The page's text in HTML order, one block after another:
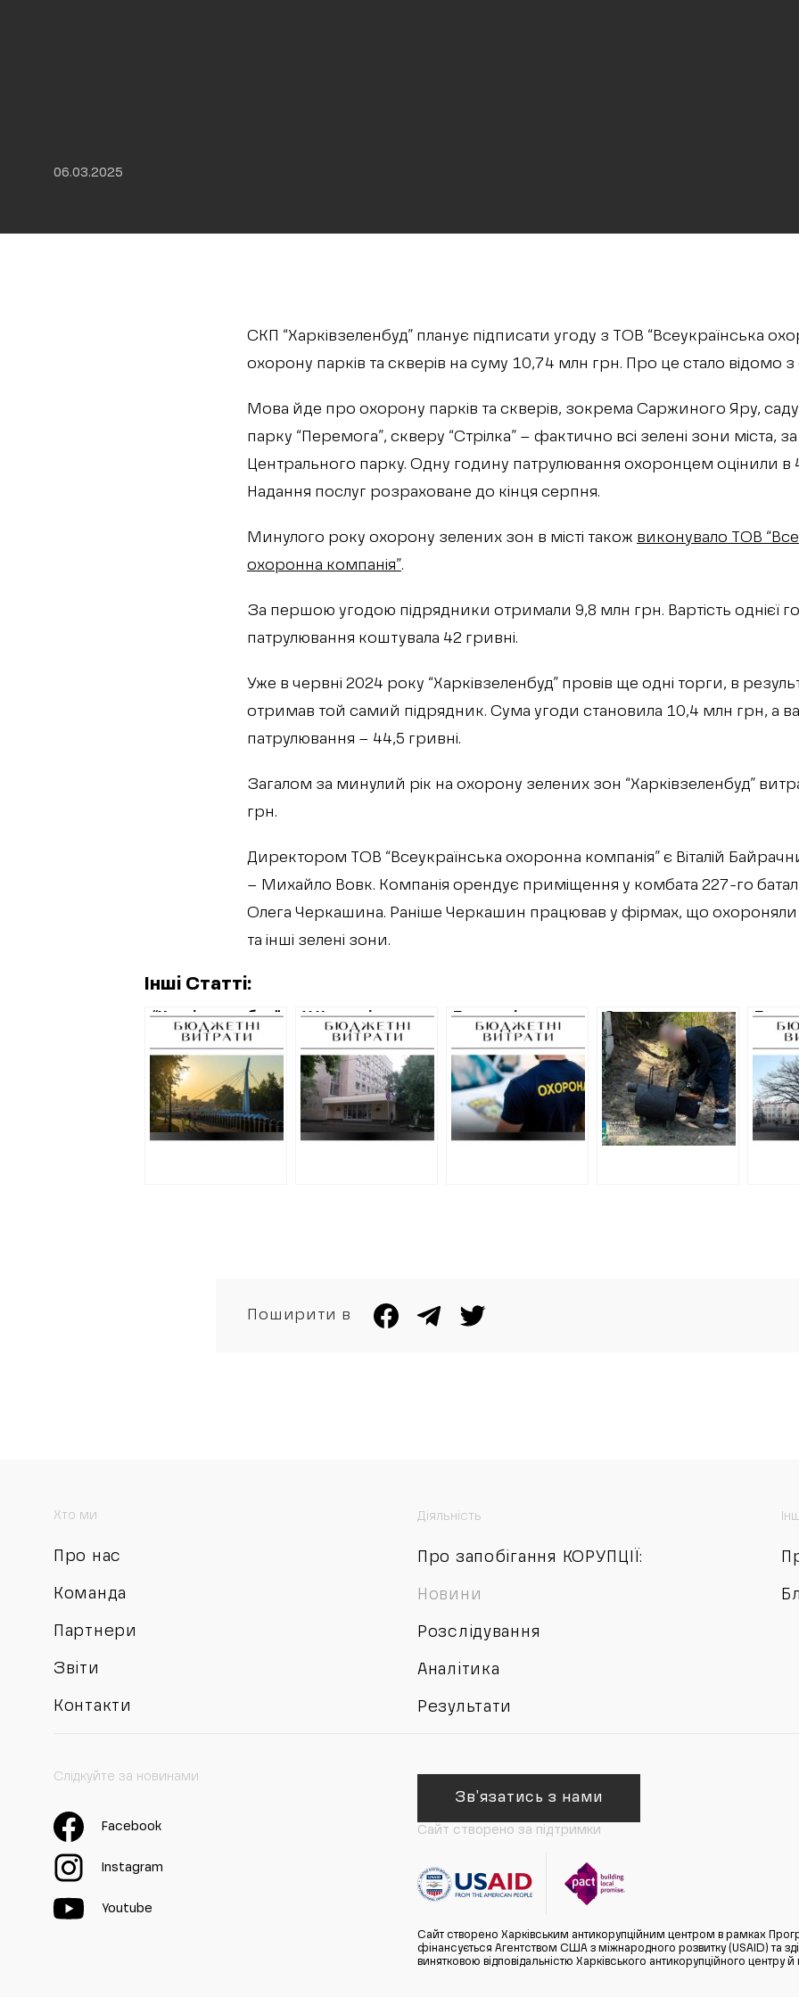
06.03.2025
СКП “Харківзеленбуд” планує підписати угоду з ТОВ “Всеукраїнська
охорону парків та скверів на суму 10,74 млн грн. Про це стало відомо
Мова йде про охорону парків та скверів, зокрема Саржиного Яру,
парку “Перемога”, скверу “Стрілка” – фактично всі зелені зони міста,
Центрального парку. Одну годину патрулювання охоронцем оцінили в
Надання послуг розраховане до кінця серпня.
Минулого року охорону зелених зон в місті також виконувало ТОВ
охоронна компанія”.
За першою угодою підрядники отримали 9,8 млн грн. Вартість однієї
патрулювання коштувала 42 гривні.
Уже в червні 2024 року “Харківзеленбуд” провів ще одні торги, в
отримав той самий підрядник. Сума угоди становила 10,4 млн грн, а
патрулювання – 44,5 гривні.
Загалом за минулий рік на охорону зелених зон “Харківзеленбуд”
грн.
Директором ТОВ “Всеукраїнська охоронна компанія” є Віталій
– Михайло Вовк. Компанія орендує приміщення у комбата 227-го
Олега Черкашина. Раніше Черкашин працював у фірмах, що охороняли
та інші зелені зони.
Інші Статті:
“Харківзеленбуд”
додатково
планує витратити
10 мільйонів
гривень на
охорону скверів
У Харкові
витратять понад
10 мільйонів
гривень на
ремонт
студентської
лікарні за
Приватні
охоронці
отримають 10
мільйонів гривень
за охорону
комунального
майна у Харкові
Суд арештував
автівку
підприємця,
якого
підозрюють у
постачанні
неякісних
буржуйок
за
Поширити в
Хто ми
Про нас
Команда
Партнери
Звіти
Контакти
Діяльність
Про запобігання КОРУПЦІЇ:
Новини
Розслідування
Аналітика
Результати
Слідкуйте за новинами
Facebook
Instagram
Youtube
Зв'язатись з нами
Сайт створено за підтримки
Сайт створено Харківським антикорупційним центром в рамках
фінансується Агентством США з міжнародного розвитку (USAID) та
винятковою відповідальністю Харківського антикорупційного